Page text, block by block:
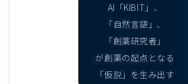
AI「KIBIT」、
「自然言語」、
「創薬研究者」
が創薬の起点となる
「仮説」を生み出す